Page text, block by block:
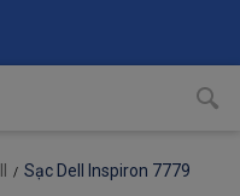
Sạc Dell Inspiron 7779